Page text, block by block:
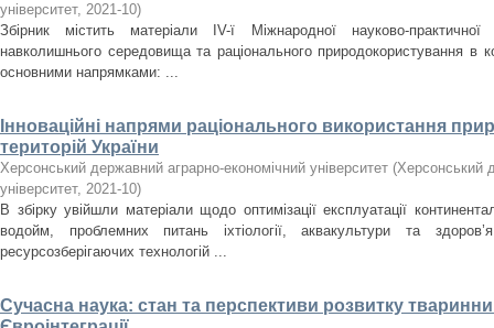
університет, 2021-10)
Збірник містить матеріали ІV-ї Міжнародної науково-практичної
навколишнього середовища та раціонального природокористування в
основними напрямками: ...
Інноваційні напрями раціонального використання
територій України
Херсонський державний аграрно-економічний університет (Херсонський
університет, 2021-10)
В збірку увійшли матеріали щодо оптимізації експлуатації
водойм, проблемних питань іхтіології, аквакультури та
ресурсозберігаючих технологій ...
Сучасна наука: стан та перспективи розвитку